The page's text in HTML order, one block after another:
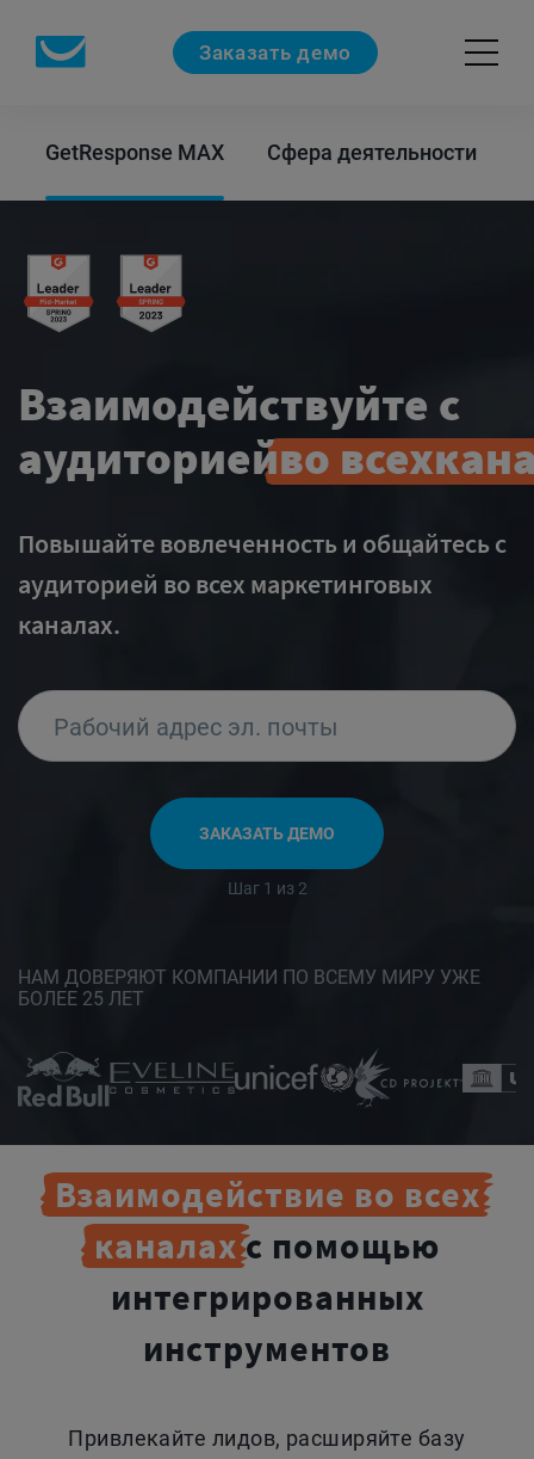
Заказать демо
GetResponse MAX Сфера деятельности
Взаимодействуйте с
аудиториейво всех
Повышайте вовлеченность и общайтесь с
аудиторией во всех маркетинговых
каналах.
Рабочий адрес эл. почты
ЗАКАЗАТЬ ДЕМО
Шаг 1 из 2
НАМ ДОВЕРЯЮТ КОМПАНИИ ПО ВСЕМУ МИРУ УЖЕ
БОЛЕЕ 25 ЛЕТ
Взаимодействие во всех
каналах с помощью
интегрированных
инструментов
Привлекайте лидов, расширяйте базу